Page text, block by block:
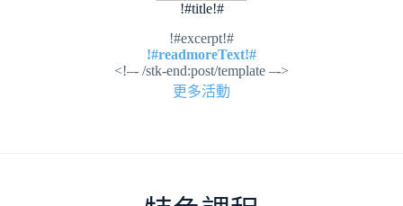
!#title!#
!#excerpt!#
!#readmoreText!#
<!–- /stk-end:post/template –->
更多活動